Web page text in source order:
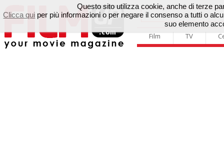
Film TV
Questo sito utilizza cookie, anche di terze
Clicca qui per più informazioni o per negare il consenso a tutti o
suo elemento